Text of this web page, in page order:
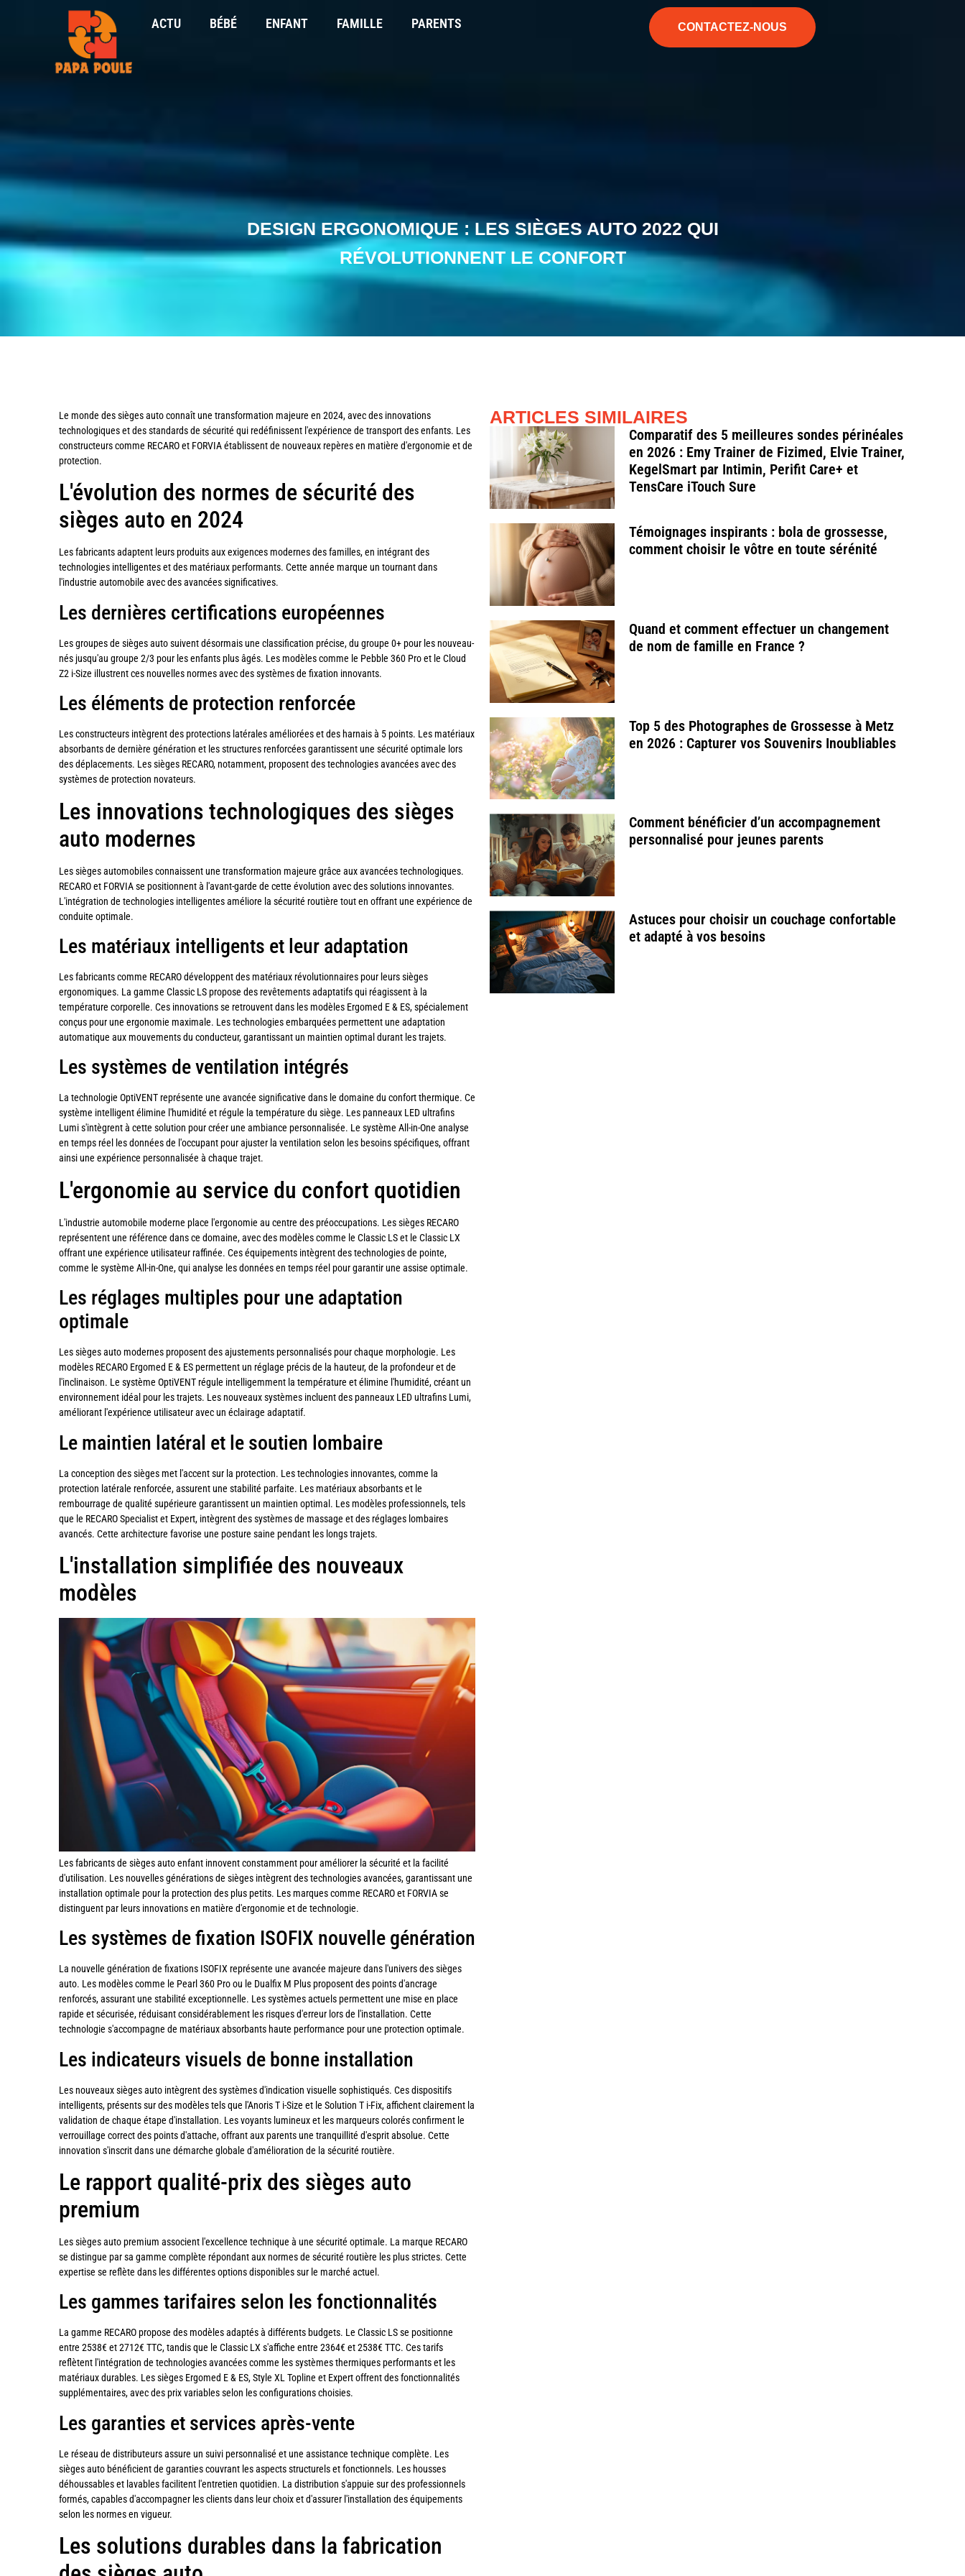
ACTU BÉBÉ ENFANT FAMILLE PARENTS CONTACTEZ-NOUS
DESIGN ERGONOMIQUE : LES SIÈGES AUTO 2022 QUI
RÉVOLUTIONNENT LE CONFORT
Le monde des sièges auto connaît une transformation majeure en 2024, avec des innovations
technologiques et des standards de sécurité qui redéfinissent l'expérience de transport des enfants. Les
constructeurs comme RECARO et FORVIA établissent de nouveaux repères en matière d'ergonomie et de
protection.
L'évolution des normes de sécurité des
sièges auto en 2024
Les fabricants adaptent leurs produits aux exigences modernes des familles, en intégrant des
technologies intelligentes et des matériaux performants. Cette année marque un tournant dans
l'industrie automobile avec des avancées significatives.
Les dernières certifications européennes
Les groupes de sièges auto suivent désormais une classification précise, du groupe 0+ pour les nouveau-
nés jusqu'au groupe 2/3 pour les enfants plus âgés. Les modèles comme le Pebble 360 Pro et le Cloud
Z2 i-Size illustrent ces nouvelles normes avec des systèmes de fixation innovants.
Les éléments de protection renforcée
Les constructeurs intègrent des protections latérales améliorées et des harnais à 5 points. Les matériaux
absorbants de dernière génération et les structures renforcées garantissent une sécurité optimale lors
des déplacements. Les sièges RECARO, notamment, proposent des technologies avancées avec des
systèmes de protection novateurs.
Les innovations technologiques des sièges
auto modernes
Les sièges automobiles connaissent une transformation majeure grâce aux avancées technologiques.
RECARO et FORVIA se positionnent à l'avant-garde de cette évolution avec des solutions innovantes.
L'intégration de technologies intelligentes améliore la sécurité routière tout en offrant une expérience de
conduite optimale.
Les matériaux intelligents et leur adaptation
Les fabricants comme RECARO développent des matériaux révolutionnaires pour leurs sièges
ergonomiques. La gamme Classic LS propose des revêtements adaptatifs qui réagissent à la
température corporelle. Ces innovations se retrouvent dans les modèles Ergomed E & ES, spécialement
conçus pour une ergonomie maximale. Les technologies embarquées permettent une adaptation
automatique aux mouvements du conducteur, garantissant un maintien optimal durant les trajets.
Les systèmes de ventilation intégrés
La technologie OptiVENT représente une avancée significative dans le domaine du confort thermique. Ce
système intelligent élimine l'humidité et régule la température du siège. Les panneaux LED ultrafins
Lumi s'intègrent à cette solution pour créer une ambiance personnalisée. Le système All-in-One analyse
en temps réel les données de l'occupant pour ajuster la ventilation selon les besoins spécifiques, offrant
ainsi une expérience personnalisée à chaque trajet.
L'ergonomie au service du confort quotidien
L'industrie automobile moderne place l'ergonomie au centre des préoccupations. Les sièges RECARO
représentent une référence dans ce domaine, avec des modèles comme le Classic LS et le Classic LX
offrant une expérience utilisateur raffinée. Ces équipements intègrent des technologies de pointe,
comme le système All-in-One, qui analyse les données en temps réel pour garantir une assise optimale.
Les réglages multiples pour une adaptation
optimale
Les sièges auto modernes proposent des ajustements personnalisés pour chaque morphologie. Les
modèles RECARO Ergomed E & ES permettent un réglage précis de la hauteur, de la profondeur et de
l'inclinaison. Le système OptiVENT régule intelligemment la température et élimine l'humidité, créant un
environnement idéal pour les trajets. Les nouveaux systèmes incluent des panneaux LED ultrafins Lumi,
améliorant l'expérience utilisateur avec un éclairage adaptatif.
Le maintien latéral et le soutien lombaire
La conception des sièges met l'accent sur la protection. Les technologies innovantes, comme la
protection latérale renforcée, assurent une stabilité parfaite. Les matériaux absorbants et le
rembourrage de qualité supérieure garantissent un maintien optimal. Les modèles professionnels, tels
que le RECARO Specialist et Expert, intègrent des systèmes de massage et des réglages lombaires
avancés. Cette architecture favorise une posture saine pendant les longs trajets.
L'installation simplifiée des nouveaux
modèles
Les fabricants de sièges auto enfant innovent constamment pour améliorer la sécurité et la facilité
d'utilisation. Les nouvelles générations de sièges intègrent des technologies avancées, garantissant une
installation optimale pour la protection des plus petits. Les marques comme RECARO et FORVIA se
distinguent par leurs innovations en matière d'ergonomie et de technologie.
Les systèmes de fixation ISOFIX nouvelle génération
La nouvelle génération de fixations ISOFIX représente une avancée majeure dans l'univers des sièges
auto. Les modèles comme le Pearl 360 Pro ou le Dualfix M Plus proposent des points d'ancrage
renforcés, assurant une stabilité exceptionnelle. Les systèmes actuels permettent une mise en place
rapide et sécurisée, réduisant considérablement les risques d'erreur lors de l'installation. Cette
technologie s'accompagne de matériaux absorbants haute performance pour une protection optimale.
Les indicateurs visuels de bonne installation
Les nouveaux sièges auto intègrent des systèmes d'indication visuelle sophistiqués. Ces dispositifs
intelligents, présents sur des modèles tels que l'Anoris T i-Size et le Solution T i-Fix, affichent clairement la
validation de chaque étape d'installation. Les voyants lumineux et les marqueurs colorés confirment le
verrouillage correct des points d'attache, offrant aux parents une tranquillité d'esprit absolue. Cette
innovation s'inscrit dans une démarche globale d'amélioration de la sécurité routière.
Le rapport qualité-prix des sièges auto
premium
Les sièges auto premium associent l'excellence technique à une sécurité optimale. La marque RECARO
se distingue par sa gamme complète répondant aux normes de sécurité routière les plus strictes. Cette
expertise se reflète dans les différentes options disponibles sur le marché actuel.
Les gammes tarifaires selon les fonctionnalités
La gamme RECARO propose des modèles adaptés à différents budgets. Le Classic LS se positionne
entre 2538€ et 2712€ TTC, tandis que le Classic LX s'affiche entre 2364€ et 2538€ TTC. Ces tarifs
reflètent l'intégration de technologies avancées comme les systèmes thermiques performants et les
matériaux durables. Les sièges Ergomed E & ES, Style XL Topline et Expert offrent des fonctionnalités
supplémentaires, avec des prix variables selon les configurations choisies.
Les garanties et services après-vente
Le réseau de distributeurs assure un suivi personnalisé et une assistance technique complète. Les
sièges auto bénéficient de garanties couvrant les aspects structurels et fonctionnels. Les housses
déhoussables et lavables facilitent l'entretien quotidien. La distribution s'appuie sur des professionnels
formés, capables d'accompagner les clients dans leur choix et d'assurer l'installation des équipements
selon les normes en vigueur.
Les solutions durables dans la fabrication
ARTICLES SIMILAIRES
Comparatif des 5 meilleures sondes périnéales
en 2026 : Emy Trainer de Fizimed, Elvie Trainer,
KegelSmart par Intimin, Perifit Care+ et
TensCare iTouch Sure
Témoignages inspirants : bola de grossesse,
comment choisir le vôtre en toute sérénité
Quand et comment effectuer un changement
de nom de famille en France ?
Top 5 des Photographes de Grossesse à Metz
en 2026 : Capturer vos Souvenirs Inoubliables
Comment bénéficier d’un accompagnement
personnalisé pour jeunes parents
Astuces pour choisir un couchage confortable
et adapté à vos besoins